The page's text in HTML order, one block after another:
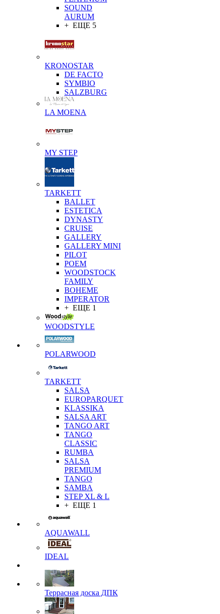
SOUND
AURUM
+ ЕЩЕ 5
KRONOSTAR
DE FACTO
SYMBIO
SALZBURG
LA MOENA
MY STEP
TARKETT
BALLET
ESTETICA
DYNASTY
CRUISE
GALLERY
GALLERY MINI
PILOT
POEM
WOODSTOCK
FAMILY
BOHEME
IMPERATOR
+ ЕЩЕ 1
WOODSTYLE
POLARWOOD
TARKETT
SALSA
EUROPARQUET
KLASSIKA
SALSA ART
TANGO ART
TANGO
CLASSIC
RUMBA
SALSA
PREMIUM
TANGO
SAMBA
STEP XL & L
+ ЕЩЕ 1
AQUAWALL
IDEAL
Террасная доска ДПК